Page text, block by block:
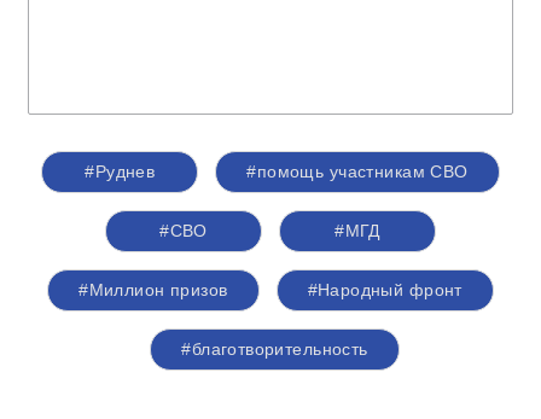
#Руднев #помощь участникам СВО
#СВО #МГД
#Миллион призов #Народный фронт
#благотворительность